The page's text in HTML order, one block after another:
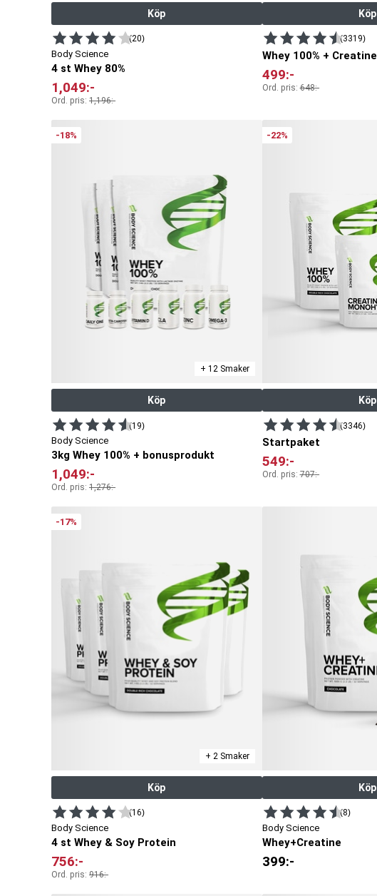
Köp
(20)
Body Science
4 st Whey 80%
1,049:-
Ord. pris: 1,196:-
Köp
(3319)
Whey 100% + Creatine
499:-
Ord. pris:648:-
-18%
+ 12 Smaker
Köp
(19)
Body Science
3kg Whey 100% + bonusprodukt
1,049:-
Ord. pris: 1,276:-
-22%
Köp
(3346)
Startpaket
549:-
Ord. pris:707:-
-17%
+ 2 Smaker
Köp
(16)
Body Science
4 st Whey & Soy Protein
756:-
Ord. pris: 916:-
Köp
(8)
Body Science
Whey+Creatine
399:-